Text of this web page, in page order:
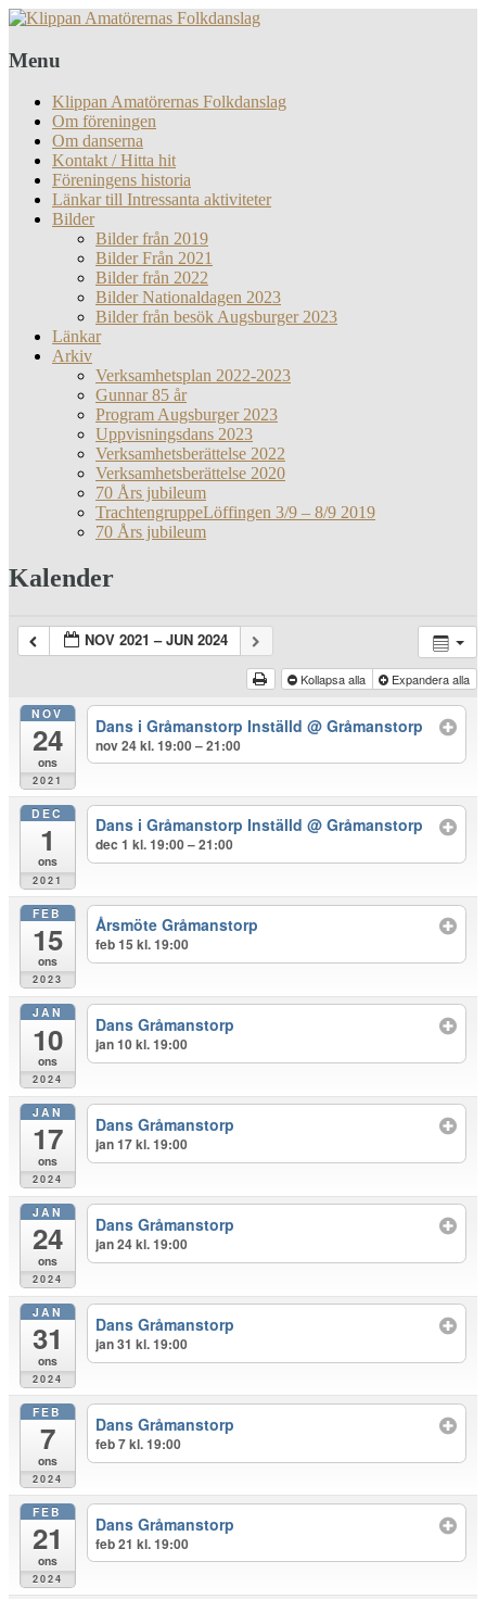
Menu
Klippan Amatörernas Folkdanslag
Om föreningen
Om danserna
Kontakt / Hitta hit
Föreningens historia
Länkar till Intressanta aktiviteter
Bilder
Bilder från 2019
Bilder Från 2021
Bilder från 2022
Bilder Nationaldagen 2023
Bilder från besök Augsburger 2023
Länkar
Arkiv
Verksamhetsplan 2022-2023
Gunnar 85 år
Program Augsburger 2023
Uppvisningsdans 2023
Verksamhetsberättelse 2022
Verksamhetsberättelse 2020
70 Års jubileum
TrachtengruppeLöffingen 3/9 – 8/9 2019
70 Års jubileum
Kalender
NOV 2021 – JUN 2024
Kollapsa alla Expandera alla
NOV
24
ons
2021
Dans i Gråmanstorp Inställd@ Gråmanstorp
nov 24 kl. 19:00 – 21:00
DEC
1
ons
2021
Dans i Gråmanstorp Inställd@ Gråmanstorp
dec 1 kl. 19:00 – 21:00
FEB
15
ons
2023
Årsmöte Gråmanstorp
feb 15 kl. 19:00
JAN
10
ons
2024
Dans Gråmanstorp
jan 10 kl. 19:00
JAN
17
ons
2024
Dans Gråmanstorp
jan 17 kl. 19:00
JAN
24
ons
2024
Dans Gråmanstorp
jan 24 kl. 19:00
JAN
31
ons
2024
Dans Gråmanstorp
jan 31 kl. 19:00
FEB
7
ons
2024
Dans Gråmanstorp
feb 7 kl. 19:00
FEB
21
ons
2024
Dans Gråmanstorp
feb 21 kl. 19:00